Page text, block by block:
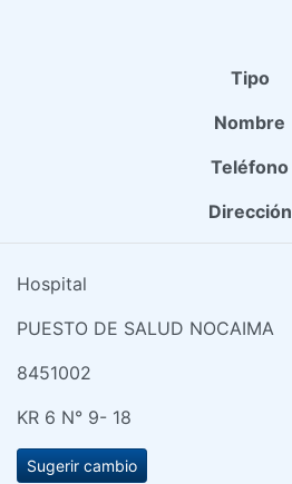
Tipo
Nombre
Teléfono
Dirección
Hospital
PUESTO DE SALUD NOCAIMA
8451002
KR 6 N° 9- 18
Sugerir cambio